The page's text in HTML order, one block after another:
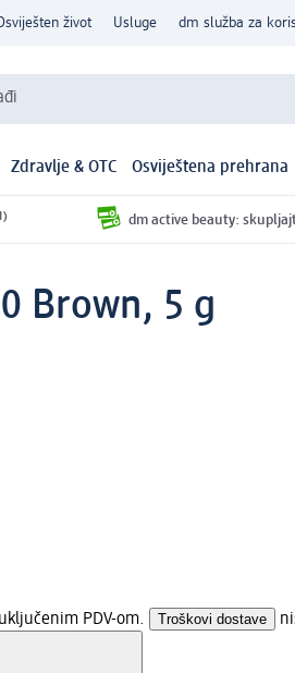
život Usluge dm služba za
Zdravlje & OTC Osviještena prehrana
dm active beauty:
Brown, 5 g
PDV-om. Troškovi dostave